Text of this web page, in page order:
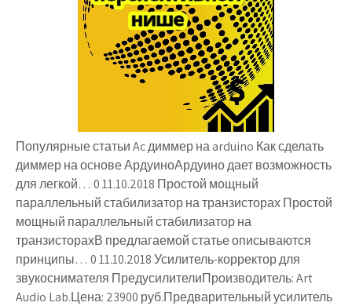
Популярные статьи Ac диммер на arduino Как сделать
диммер на основе АрдуиноАрдуино дает возможность
для легкой… 0 11.10.2018 Простой мощный
параллельный стабилизатор на транзисторах Простой
мощный параллельный стабилизатор на
транзисторахВ предлагаемой статье описываются
принципы… 0 11.10.2018 Усилитель-корректор для
звукоснимателя ПредусилителиПроизводитель: Art
Audio Lab.Цена: 23900 руб.Предварительный усилитель